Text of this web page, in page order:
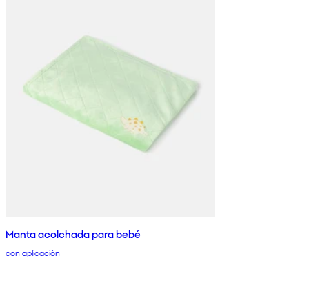
Manta acolchada para bebé
con aplicación